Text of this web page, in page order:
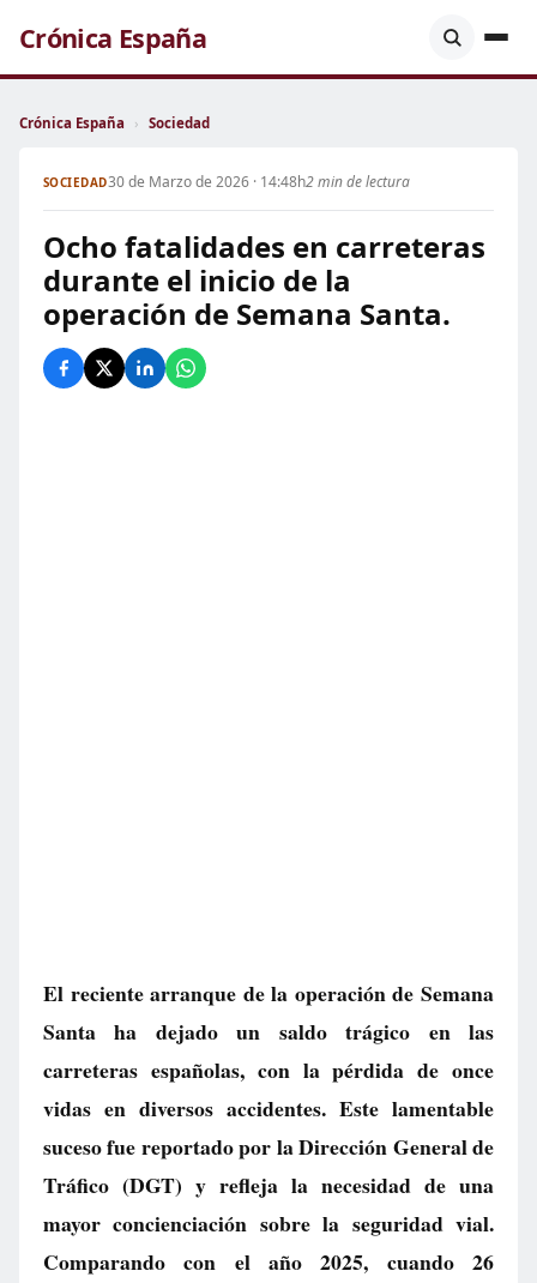
Crónica España
Crónica España › Sociedad
SOCIEDAD30 de Marzo de 2026 · 14:48h2 min de lectura
Ocho fatalidades en carreteras
durante el inicio de la
operación de Semana Santa.
El reciente arranque de la operación de Semana
Santa ha dejado un saldo trágico en las
carreteras españolas, con la pérdida de once
vidas en diversos accidentes. Este lamentable
suceso fue reportado por la Dirección General de
Tráfico (DGT) y refleja la necesidad de una
mayor concienciación sobre la seguridad vial.
Comparando con el año 2025, cuando 26